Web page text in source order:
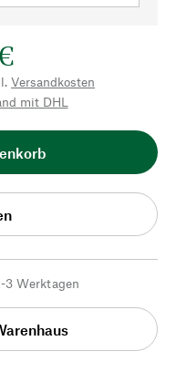
Versandkosten
mit DHL
3 Werktagen